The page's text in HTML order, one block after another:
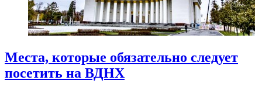
Места, которые обязательно следует
посетить на ВДНХ